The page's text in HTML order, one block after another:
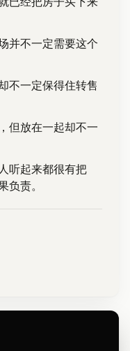
并不一定需要这个
不一定保得住转售
但放在一起却不一
听起来都很有把
负责。